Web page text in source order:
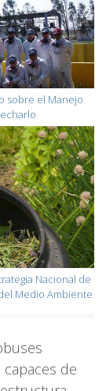
sobre el Manejo
Nacional de
Medio Ambiente
de